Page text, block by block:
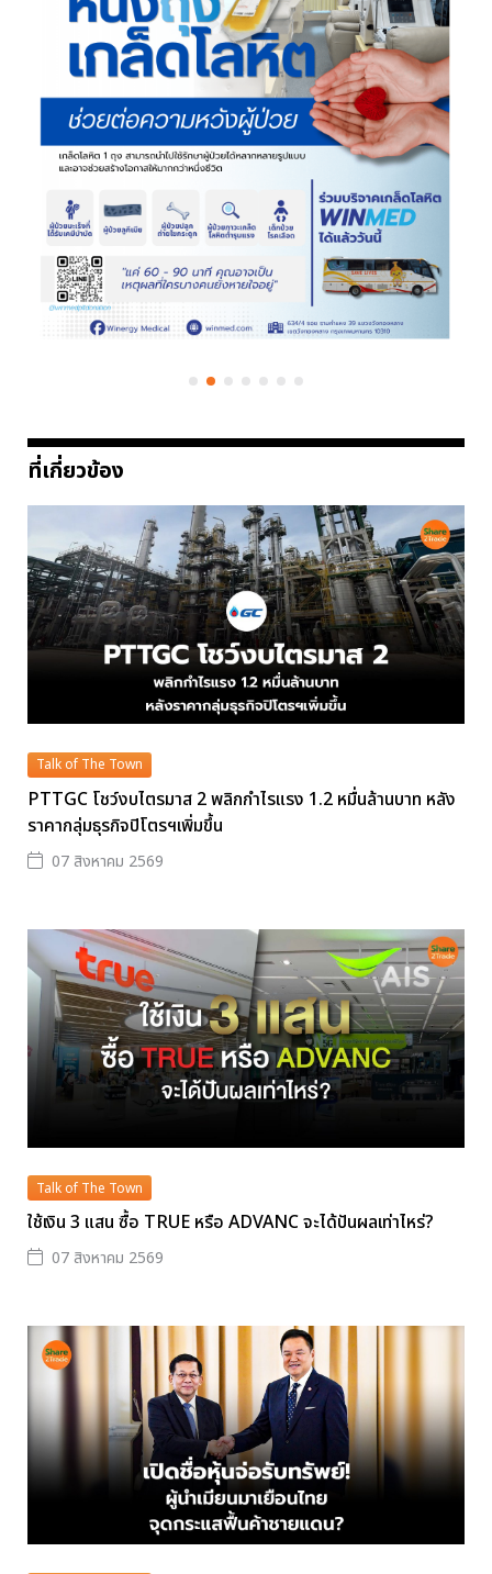
ที่เกี่ยวข้อง
Talk of The Town
PTTGC โชว์งบไตรมาส 2 พลิกกำไรแรง 1.2 หมื่นล้านบาท หลัง
ราคากลุ่มธุรกิจปิโตรฯเพิ่มขึ้น
07 สิงหาคม 2569
Talk of The Town
ใช้เงิน 3 แสน ซื้อ TRUE หรือ ADVANC จะได้ปันผลเท่าไหร่?
07 สิงหาคม 2569